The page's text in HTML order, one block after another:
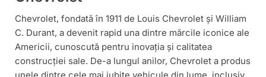
Chevrolet, fondată în 1911 de Louis Chevrolet și William
C. Durant, a devenit rapid una dintre mărcile iconice ale
Americii, cunoscută pentru inovația și calitatea
construcției sale. De-a lungul anilor, Chevrolet a produs
unele dintre cele mai iubite vehicule din lume, inclusiv